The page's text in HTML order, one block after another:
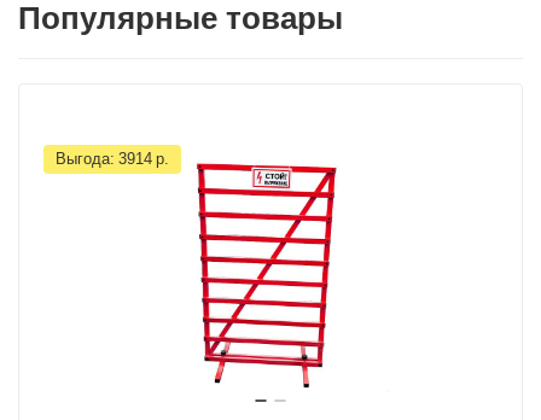
Популярные товары
Выгода: 3914 р.